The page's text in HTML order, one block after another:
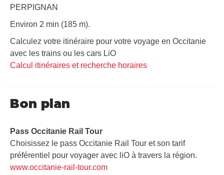
PERPIGNAN
Environ 2 min (185 m).
Calculez votre itinéraire pour votre voyage en Occitanie
avec les trains ou les cars LiO
Calcul itinéraires et recherche horaires
Bon plan
Pass Occitanie Rail Tour​
Choisissez le pass Occitanie Rail Tour et son tarif
préférentiel pour voyager avec liO à travers la région.
www.occitanie-rail-tour.com